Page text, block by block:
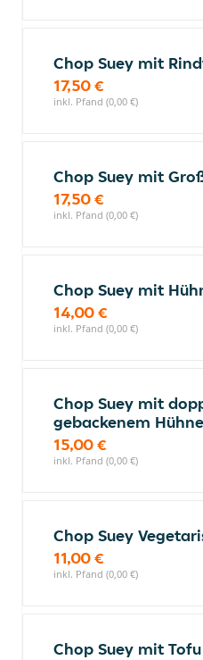
Chop Suey mit
17,50 €
inkl. Pfand (0,00 €)
Chop Suey mit
17,50 €
inkl. Pfand (0,00 €)
Chop Suey mit
14,00 €
inkl. Pfand (0,00 €)
Chop Suey mit
gebackenem
15,00 €
inkl. Pfand (0,00 €)
Chop Suey
11,00 €
inkl. Pfand (0,00 €)
Chop Suey mit Tofu